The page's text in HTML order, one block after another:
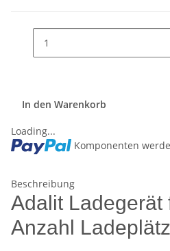
In den Warenkorb
Loading...
Komponenten
Beschreibung
Adalit Ladegerät
Anzahl